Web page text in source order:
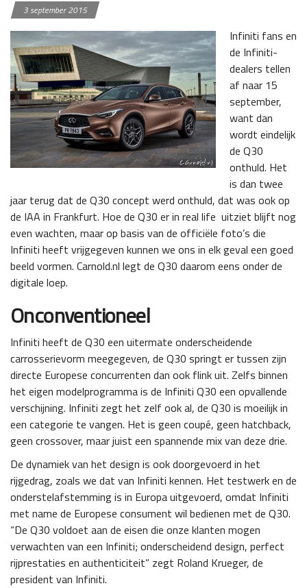
3 september 2015
Infiniti fans en
de Infiniti-
dealers tellen
af naar 15
september,
want dan
wordt eindelijk
de Q30
onthuld. Het
is dan twee
jaar terug dat de Q30 concept werd onthuld, dat was ook op
de IAA in Frankfurt. Hoe de Q30 er in real life uitziet blijft nog
even wachten, maar op basis van de officiële foto’s die
Infiniti heeft vrijgegeven kunnen we ons in elk geval een goed
beeld vormen. Carnold.nl legt de Q30 daarom eens onder de
digitale loep.
Onconventioneel
Infiniti heeft de Q30 een uitermate onderscheidende
carrosserievorm meegegeven, de Q30 springt er tussen zijn
directe Europese concurrenten dan ook flink uit. Zelfs binnen
het eigen modelprogramma is de Infiniti Q30 een opvallende
verschijning. Infiniti zegt het zelf ook al, de Q30 is moeilijk in
een categorie te vangen. Het is geen coupé, geen hatchback,
geen crossover, maar juist een spannende mix van deze drie.
De dynamiek van het design is ook doorgevoerd in het
rijgedrag, zoals we dat van Infiniti kennen. Het testwerk en de
onderstelafstemming is in Europa uitgevoerd, omdat Infiniti
met name de Europese consument wil bedienen met de Q30.
“De Q30 voldoet aan de eisen die onze klanten mogen
verwachten van een Infiniti; onderscheidend design, perfect
rijprestaties en authenticiteit” zegt Roland Krueger, de
president van Infiniti.